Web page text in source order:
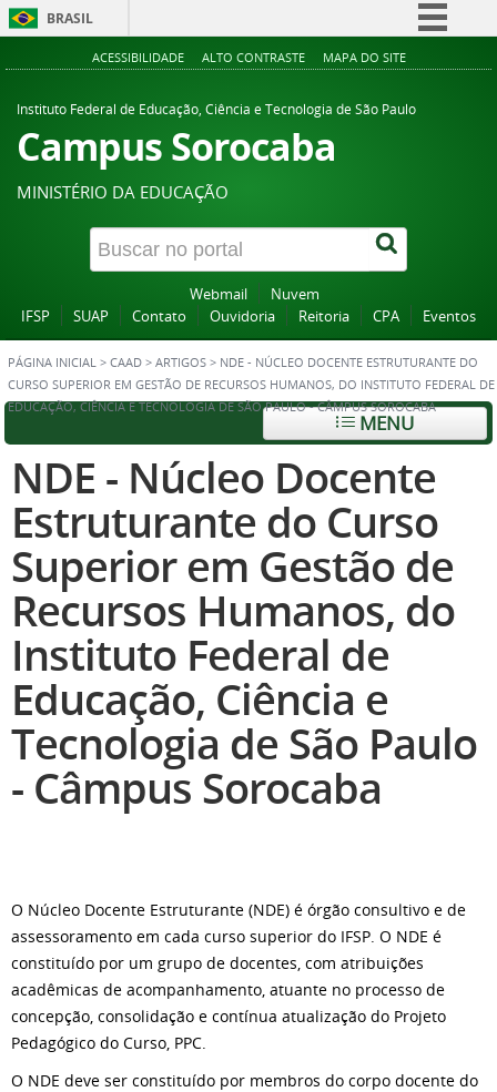
BRASIL
Simplifique!
Acesso à informação
Canais
ACESSIBILIDADE ALTO CONTRASTE MAPA DO SITE
Instituto Federal de Educação, Ciência e Tecnologia de São Paulo
Campus Sorocaba
MINISTÉRIO DA EDUCAÇÃO
Webmail
Nuvem
IFSP
SUAP Contato Ouvidoria Reitoria CPA Eventos
PÁGINA INICIAL > CAAD > ARTIGOS > NDE - NÚCLEO DOCENTE ESTRUTURANTE DO
CURSO SUPERIOR EM GESTÃO DE RECURSOS HUMANOS, DO INSTITUTO FEDERAL DE
EDUCAÇÃO, CIÊNCIA E TECNOLOGIA DE SÃO PAULO - CÂMPUS SOROCABA
MENU
NDE - Núcleo Docente
Estruturante do Curso
Superior em Gestão de
Recursos Humanos, do
Instituto Federal de
Educação, Ciência e
Tecnologia de São Paulo
- Câmpus Sorocaba
O Núcleo Docente Estruturante (NDE) é órgão consultivo e de
assessoramento em cada curso superior do IFSP. O NDE é
constituído por um grupo de docentes, com atribuições
acadêmicas de acompanhamento, atuante no processo de
concepção, consolidação e contínua atualização do Projeto
Pedagógico do Curso, PPC.
O NDE deve ser constituído por membros do corpo docente do